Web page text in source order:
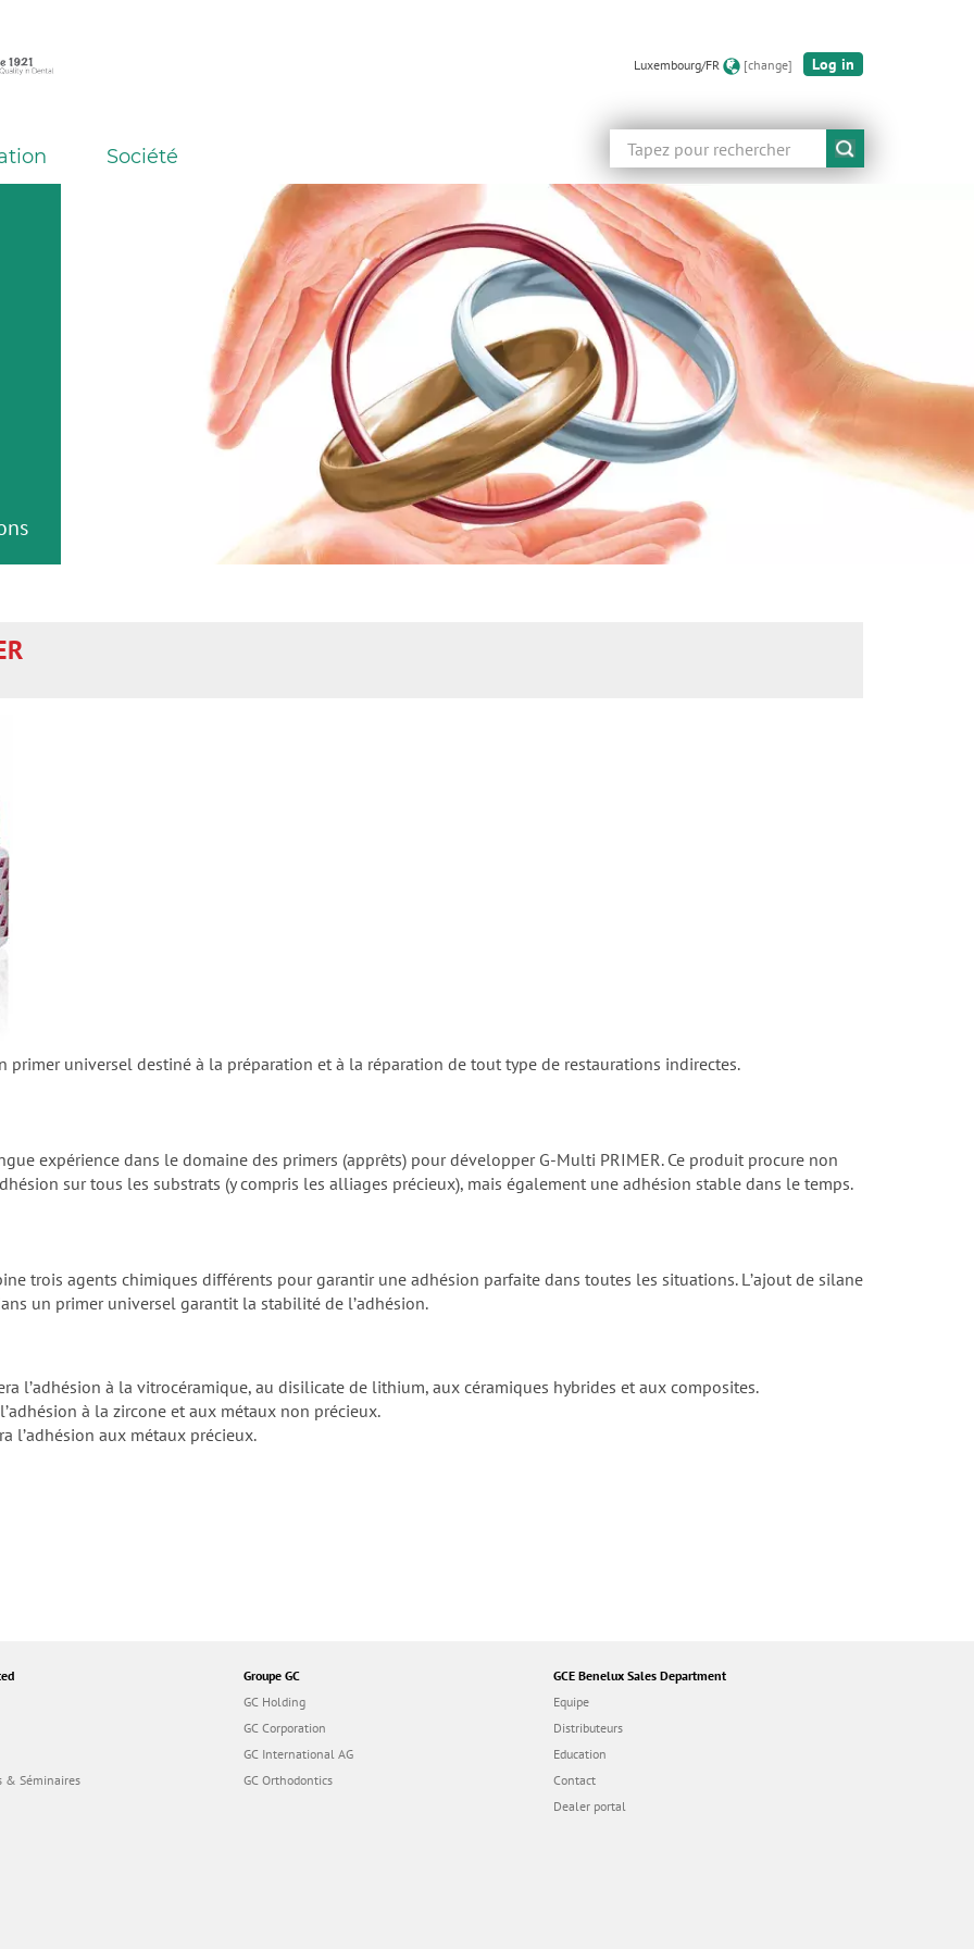
Luxembourg/FR [change] Log in
Rechercher
Société
primer universel destiné à la préparation et à la réparation de tout type de restaurations indirectes.
expérience dans le domaine des primers (apprêts) pour développer G-Multi PRIMER. Ce produit procure non
sur tous les substrats (y compris les alliages précieux), mais également une adhésion stable dans le temps.
trois agents chimiques différents pour garantir une adhésion parfaite dans toutes les situations. Lʼajout de silane
un primer universel garantit la stabilité de lʼadhésion.
lʼadhésion à la vitrocéramique, au disilicate de lithium, aux céramiques hybrides et aux composites.
à la zircone et aux métaux non précieux.
lʼadhésion aux métaux précieux.
& Séminaires
Groupe GC
GC Holding
GC Corporation
GC International AG
GC Orthodontics
GCE Benelux Sales Department
Equipe
Distributeurs
Education
Contact
Dealer portal